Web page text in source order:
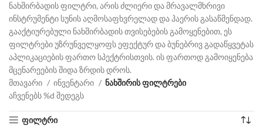
ნახშირბადის ფილტრი, არის ძლიერი და მრავალმხრივი
ინსტრუმენტი სუნის აღმოსაფხვრელად და ჰაერის გასაწმენდად.
გააქტიურებული ნახშირბადის თვისებების გამოყენებით, ეს
ფილტრები უზრუნველყოფს ეფექტურ და ბუნებრივ გადაწყვეტას
აპლიკაციების ფართო სპექტრისთვის. ის ფართოდ გამოიყენება
მცენარეების შიდა ზრდის დროს.
მთავარი
ინვენტარი
ნახშირის ფილტრები
აჩვენებს %d შედეგს
ფილტრი